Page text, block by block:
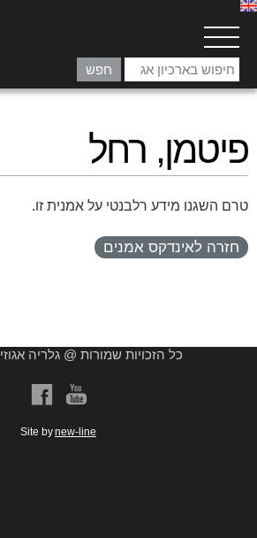
פיטמן, רחל
טרם השגנו מידע רלבנטי על אמנית זו.
חזרה לאינדקס אמנים
כל הזכויות שמורות @ גלריה אגוזי 2008-2026
a b
Site bynew-line